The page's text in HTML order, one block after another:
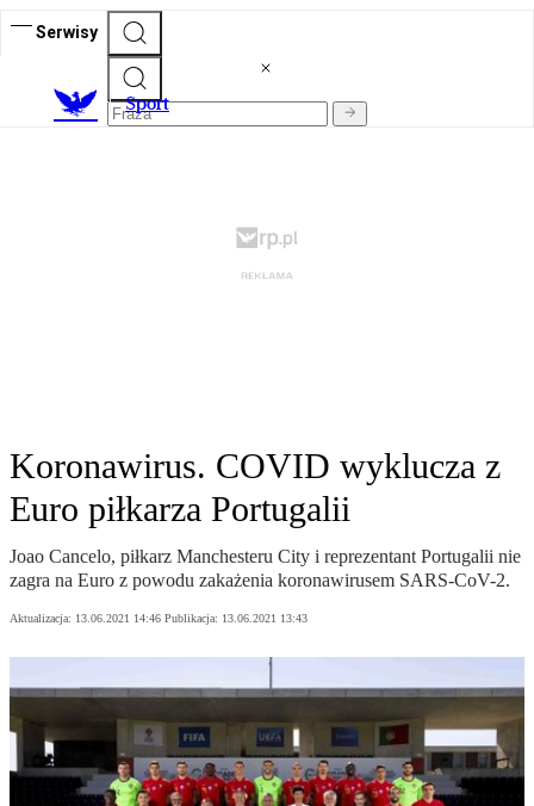
Serwisy
Sport
Koronawirus. COVID wyklucza z
Euro piłkarza Portugalii
Joao Cancelo, piłkarz Manchesteru City i reprezentant Portugalii nie
zagra na Euro z powodu zakażenia koronawirusem SARS-CoV-2.
Aktualizacja: 13.06.2021 14:46 Publikacja: 13.06.2021 13:43